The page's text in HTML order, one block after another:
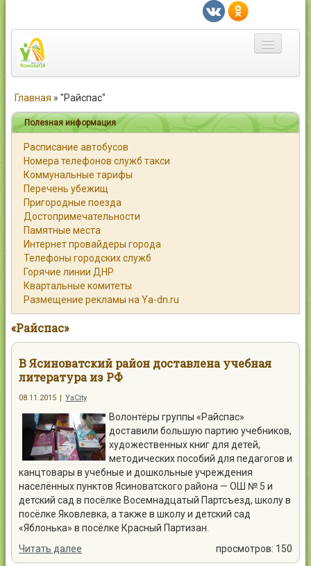
Город
Статьи
Каталог
Справочник
Работа
Объявления
Помощь
Контакты
Главная » "Райспас"
Полезная информация
Расписание автобусов
Номера телефонов служб такси
Коммунальные тарифы
Перечень убежищ
Пригородные поезда
Достопримечательности
Памятные места
Интернет провайдеры города
Телефоны городских служб
Горячие линии ДНР
Квартальные комитеты
Размещение рекламы на Ya-dn.ru
«Райспас»
В Ясиноватский район доставлена учебная
литература из РФ
08.11.2015 | YaCity
Волонтёры группы «Райспас»
доставили большую партию учебников,
художественных книг для детей,
методических пособий для педагогов и
канцтовары в учебные и дошкольные учреждения
населённых пунктов Ясиноватского района — ОШ № 5 и
детский сад в посёлке Восемнадцатый Партсъезд, школу в
посёлке Яковлевка, а также в школу и детский сад
«Яблонька» в посёлке Красный Партизан.
Читать далее
просмотров: 150